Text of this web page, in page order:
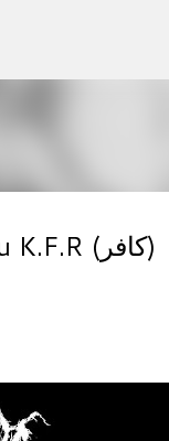
Sortie et streaming intégral du nouveau K.F.R (كافر)